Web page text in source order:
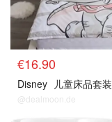
€16.90
Disney 儿童床品套装
@dealmoon.de